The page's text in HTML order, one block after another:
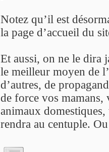
Notez qu’il est
la page d’accueil du
Et aussi, on ne le dira
le meilleur moyen de
d’autres, de
de force vos mamans,
animaux
rendra au centuple.